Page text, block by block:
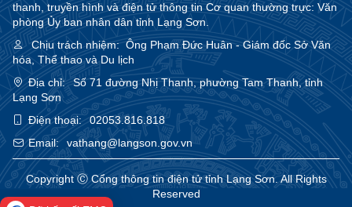
thanh, truyền hình và điện tử thông tin Cơ quan thường trực: Văn
phòng Ủy ban nhân dân tỉnh Lạng Sơn.
Chịu trách nhiệm:Ông Phạm Đức Huân - Giám đốc Sở Văn
hóa, Thể thao và Du lịch
Địa chỉ:
Số 71 đường Nhị Thanh, phường Tam Thanh, tỉnh
Lạng Sơn
Điện thoại:
02053.816.818
Email:
vathang@langson.gov.vn
Copyright Ⓒ Cổng thông tin điện tử tỉnh Lạng Sơn. All Rights
Reserved